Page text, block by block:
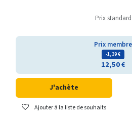
Prix standard
Prix membre
- 1,39€
12,50€
J'achète
Ajouter à la liste de souhaits